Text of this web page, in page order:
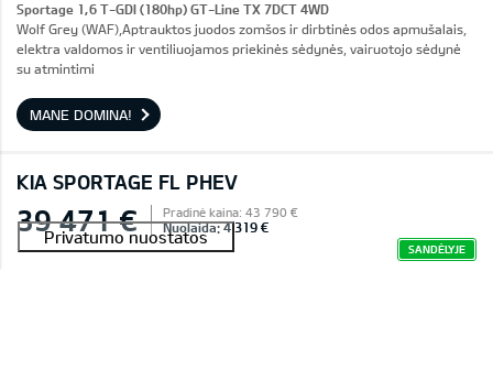
Sportage 1,6 T-GDI (180hp) GT-Line TX 7DCT 4WD
Wolf Grey (WAF),Aptrauktos juodos zomšos ir dirbtinės odos apmušalais,
elektra valdomos ir ventiliuojamos priekinės sėdynės, vairuotojo sėdynė
su atmintimi
MANE DOMINA!
KIA SPORTAGE FL PHEV
39 471 € Pradinė kaina: 43 790 €
Nuolaida: 4 319 €
SANDĖLYJE